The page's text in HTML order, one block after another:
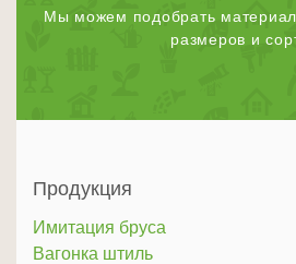
Мы можем подобрать
размеров и
Продукция
Имитация бруса
Вагонка штиль